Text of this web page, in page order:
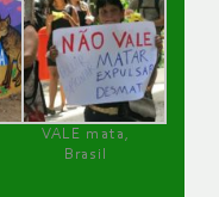
VALE mata,
Brasil